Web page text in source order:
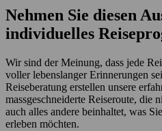
Nehmen Sie diesen
individuelles
Wir sind der Meinung, dass jede
voller lebenslanger Erinnerungen
Reiseberatung erstellen unsere
massgeschneiderte Reiseroute, die
auch alles andere beinhaltet, was
erleben möchten.